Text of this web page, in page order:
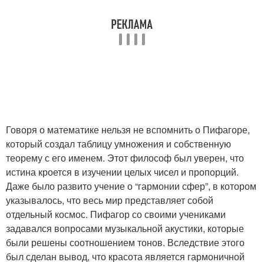
Говоря о математике нельзя не вспомнить о Пифагоре,
который создал таблицу умножения и собственную
теорему с его именем. Этот философ был уверен, что
истина кроется в изучении целых чисел и пропорций.
Даже было развито учение о “гармонии сфер”, в котором
указывалось, что весь мир представляет собой
отдельный космос. Пифагор со своими учениками
задавался вопросами музыкальной акустики, которые
были решены соотношением тонов. Вследствие этого
был сделан вывод, что красота является гармоничной